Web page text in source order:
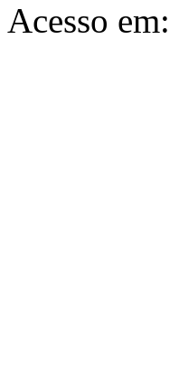
Acesso